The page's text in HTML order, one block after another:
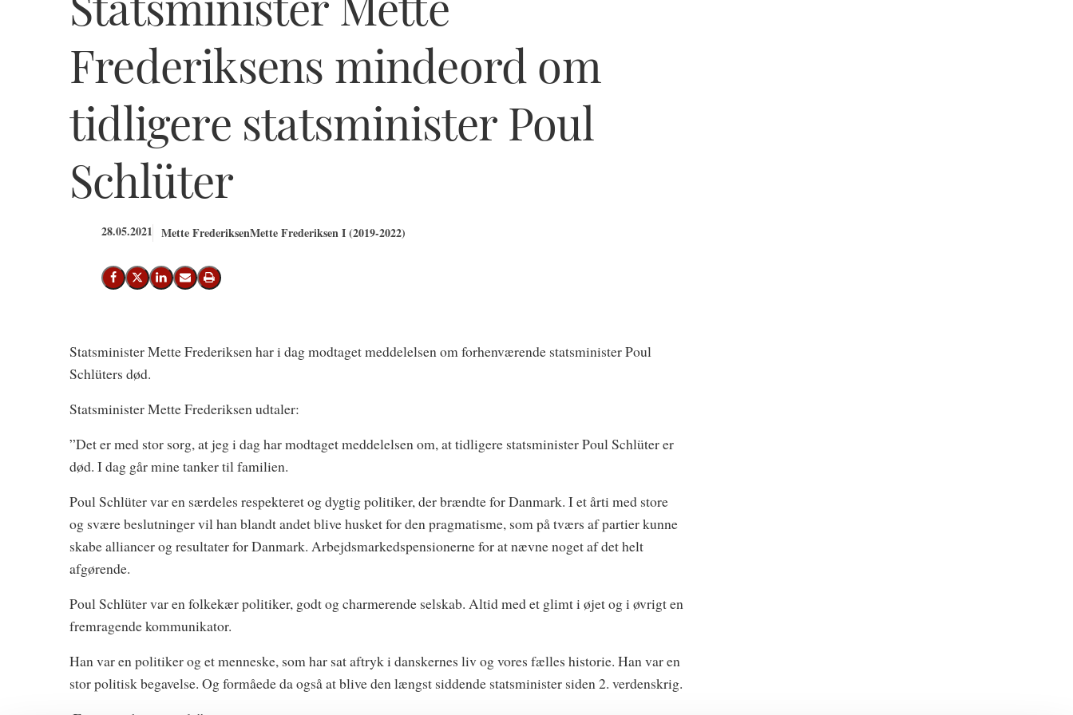
Frederiksens mindeord om
tidligere statsminister Poul
Schlüter
28.05.2021 Mette FrederiksenMette Frederiksen I (2019-2022)
Del på Facebook
Del på X (Twitter)
Del på LinkedIn
Send email
Print
Statsminister Mette Frederiksen har i dag modtaget meddelelsen om forhenværende statsminister Poul
Schlüters død.
Statsminister Mette Frederiksen udtaler:
”Det er med stor sorg, at jeg i dag har modtaget meddelelsen om, at tidligere statsminister Poul Schlüter er
død. I dag går mine tanker til familien.
Poul Schlüter var en særdeles respekteret og dygtig politiker, der brændte for Danmark. I et årti med store
og svære beslutninger vil han blandt andet blive husket for den pragmatisme, som på tværs af partier kunne
skabe alliancer og resultater for Danmark. Arbejdsmarkedspensionerne for at nævne noget af det helt
afgørende.
Poul Schlüter var en folkekær politiker, godt og charmerende selskab. Altid med et glimt i øjet og i øvrigt en
fremragende kommunikator.
Han var en politiker og et menneske, som har sat aftryk i danskernes liv og vores fælles historie. Han var en
stor politisk begavelse. Og formåede da også at blive den længst siddende statsminister siden 2. verdenskrig.